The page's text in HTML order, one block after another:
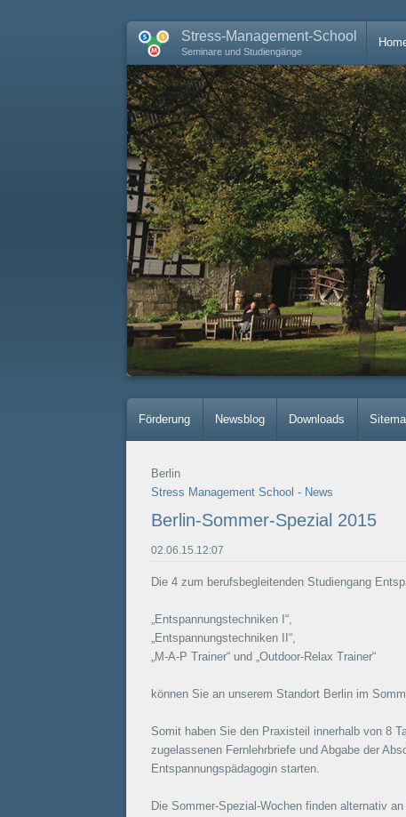
Stress-Management-School
Seminare und Studiengänge
Förderung Newsblog Downloads
Berlin
Stress Management School - News
Berlin-Sommer-Spezial 2015
02.06.15.12:07
Die 4 zum berufsbegleitenden Studiengang
„Entspannungstechniken I“,
„Entspannungstechniken II“,
„M-A-P Trainer“ und „Outdoor-Relax Trainer“
können Sie an unserem Standort Berlin im
Somit haben Sie den Praxisteil innerhalb von 8
zugelassenen Fernlehrbriefe und Abgabe der
Entspannungspädagogin starten.
Die Sommer-Spezial-Wochen finden alternativ